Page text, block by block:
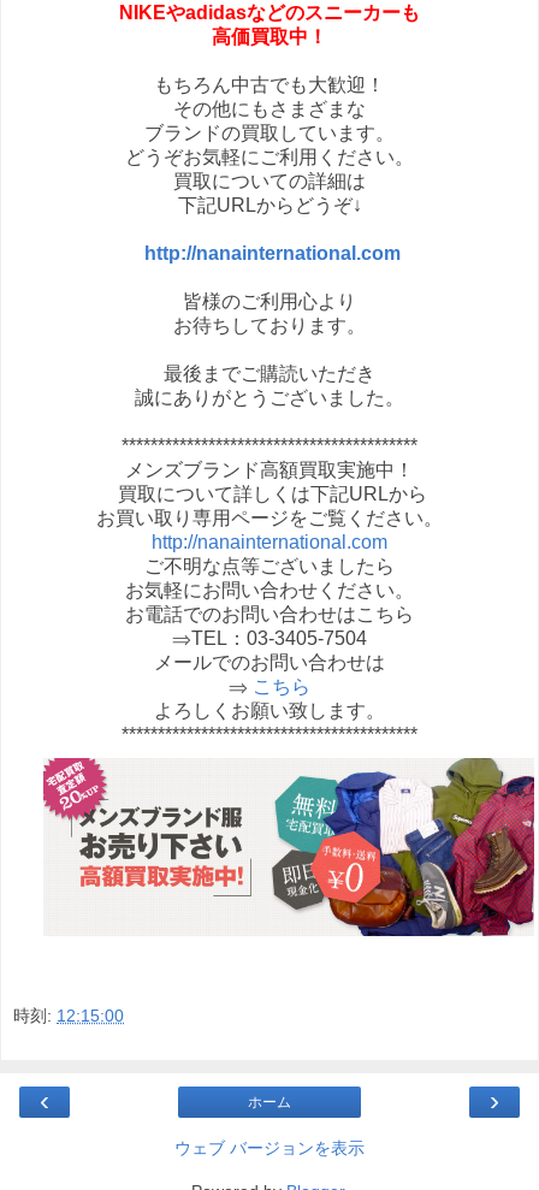
NIKEやadidasなどのスニーカーも
高価買取中！
もちろん中古でも大歓迎！
その他にもさまざまな
ブランドの買取しています。
どうぞお気軽にご利用ください。
買取についての詳細は
下記URLからどうぞ↓
http://nanainternational.com
皆様のご利用心より
お待ちしております。
最後までご購読いただき
誠にありがとうございました。
*****************************************
メンズブランド高額買取実施中！
買取について詳しくは下記URLから
お買い取り専用ページをご覧ください。
http://nanainternational.com
ご不明な点等ございましたら
お気軽にお問い合わせください。
お電話でのお問い合わせはこちら
⇒TEL：03-3405-7504
メールでのお問い合わせは
⇒ こちら
よろしくお願い致します。
*****************************************
時刻: 12:15:00
‹ ›
ホーム
ウェブ バージョンを表示